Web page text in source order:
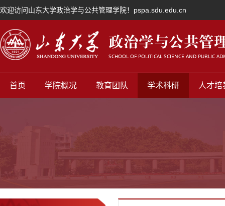
欢迎访问山东大学政治学与公共管理学院！pspa.sdu.edu.cn
首页 学院概况 教育团队 学术科研 人才培